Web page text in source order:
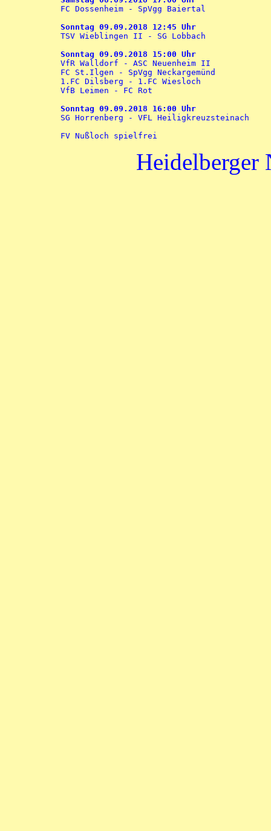
FC Dossenheim - SpVgg Baiertal
Sonntag 09.09.2018 12:45 Uhr
TSV Wieblingen II - SG Lobbach
Sonntag 09.09.2018 15:00 Uhr
VfR Walldorf - ASC Neuenheim II
FC St.Ilgen - SpVgg Neckargemünd
1.FC Dilsberg - 1.FC Wiesloch
VfB Leimen - FC Rot
Sonntag 09.09.2018 16:00 Uhr
SG Horrenberg - VFL Heiligkreuzsteinach
Heidelberger